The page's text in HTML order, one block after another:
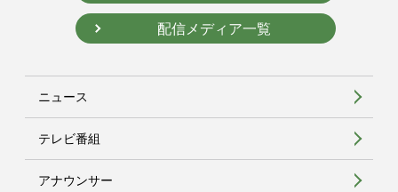
配信メディア一覧
ニュース
テレビ番組
アナウンサー